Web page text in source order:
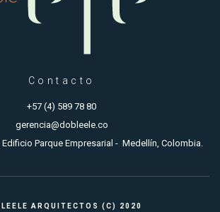
Contacto
+57 (4) 589 78 80
gerencia@dobleele.co
Edificio Parque Empresarial - Medellín, Colombia.
ARQUITECTOS (C) 2020